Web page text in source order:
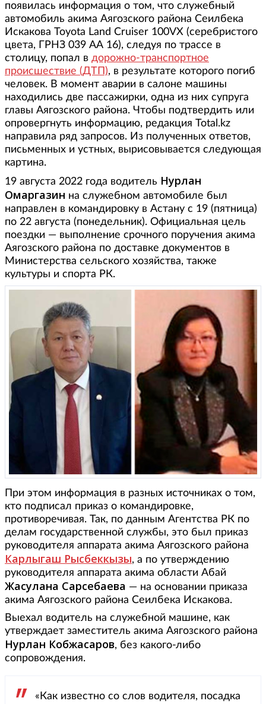
появилась информация о том, что служебный
автомобиль акима Аягозского района Сеилбека
Искакова Toyota Land Cruiser 100VX (серебристого
цвета, ГРНЗ 039 АА 16), следуя по трассе в
столицу, попал в дорожно-транспортное
происшествие (ДТП), в результате которого погиб
человек. В момент аварии в салоне машины
находились две пассажирки, одна из них супруга
главы Аягозского района. Чтобы подтвердить или
опровергнуть информацию, редакция Total.kz
направила ряд запросов. Из полученных ответов,
письменных и устных, вырисовывается следующая
картина.
19 августа 2022 года водитель Нурлан
Омаргазин на служебном автомобиле был
направлен в командировку в Астану с 19 (пятница)
по 22 августа (понедельник). Официальная цель
поездки — выполнение срочного поручения акима
Аягозского района по доставке документов в
Министерства сельского хозяйства, также
культуры и спорта РК.
При этом информация в разных источниках о том,
кто подписал приказ о командировке,
противоречивая. Так, по данным Агентства РК по
делам государственной службы, это был приказ
руководителя аппарата акима Аягозского района
Карлыгаш Рысбеккызы, а по утверждению
руководителя аппарата акима области Абай
Жасулана Сарсебаева — на основании приказа
акима Аягозского района Сеилбека Искакова.
Выехал водитель на служебной машине, как
утверждает заместитель акима Аягозского района
Нурлан Кобжасаров, без какого-либо
сопровождения.
«Как известно со слов водителя, посадка